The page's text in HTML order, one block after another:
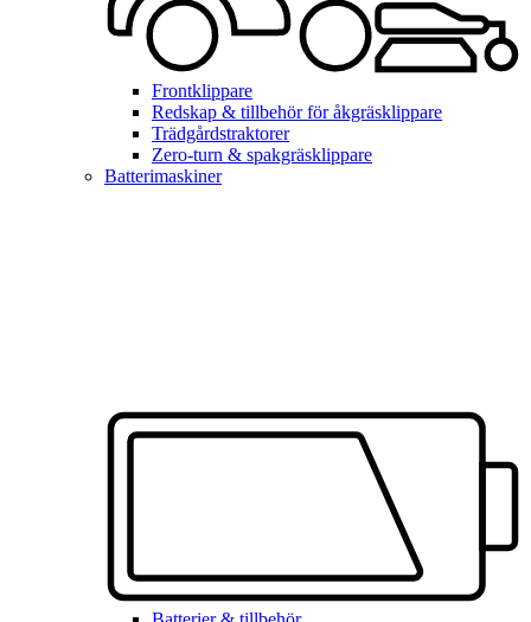
Frontklippare
Redskap & tillbehör för åkgräsklippare
Trädgårdstraktorer
Zero-turn & spakgräsklippare
Batterimaskiner